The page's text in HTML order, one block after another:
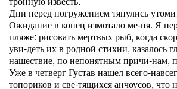
Дни перед погружением тянулись
Ожидание в конец измотало ме-ня. Я
пляже: рисовать мертвых рыб, когда
уви-деть их в родной стихии, казалось
нашествие, по непонятным причи-нам,
Уже в четверг Густав нашел всего-
топориков и све-тящихся анчоусов, что